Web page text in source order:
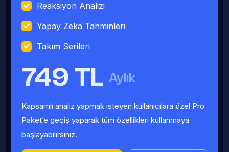
Reaksiyon Analizi
Yapay Zeka Tahminleri
Takım Serileri
749 TL Aylık
Kapsamlı analiz yapmak isteyen kullanıcılara özel Pro
Paket’e geçiş yaparak tüm özellikleri kullanmaya
başlayabilirsiniz.